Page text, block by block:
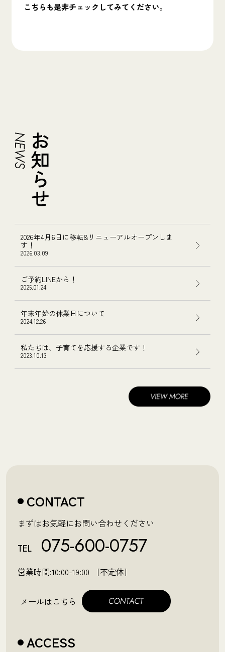
こちらも是非チェックしてみてください。
2026年4月6日に移転&リニューアルオープンしま
す！
2026.03.09
ご予約LINEから！
2025.01.24
年末年始の休業日について
2024.12.26
私たちは、子育てを応援する企業です！
2023.10.13
CONTACT
まずはお気軽にお問い合わせください
TEL 075-600-0757
営業時間:10:00-19:00 [不定休]
メールはこちら
ACCESS